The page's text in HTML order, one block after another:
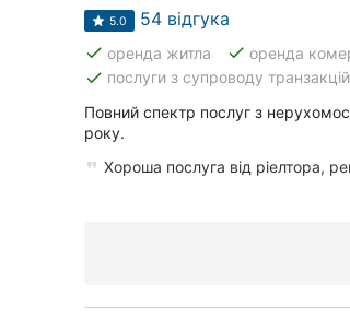
5.0 54 відгука
done оренда житла done оренда
done послуги з супроводу транзакцій
Повний спектр послуг з
року.
Хороша послуга від ріелтора,